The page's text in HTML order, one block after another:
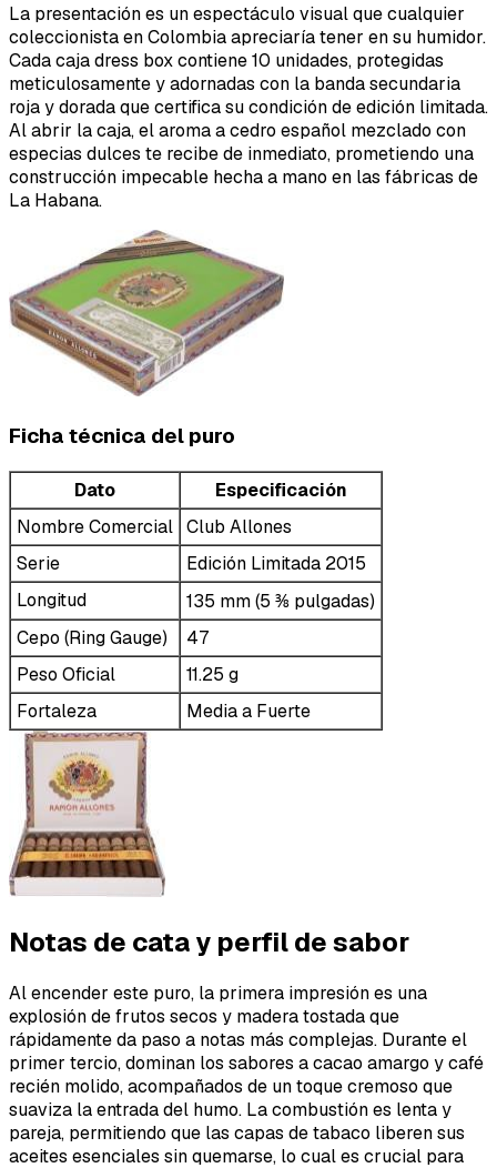
La presentación es un espectáculo visual que cualquier
coleccionista en Colombia apreciaría tener en su humidor.
Cada caja dress box contiene 10 unidades, protegidas
meticulosamente y adornadas con la banda secundaria
roja y dorada que certifica su condición de edición limitada.
Al abrir la caja, el aroma a cedro español mezclado con
especias dulces te recibe de inmediato, prometiendo una
construcción impecable hecha a mano en las fábricas de
La Habana.
Ficha técnica del puro
Dato
Especificación
Nombre Comercial Club Allones
Serie
Edición Limitada 2015
Longitud
135 mm (5 ⅜ pulgadas)
Cepo (Ring Gauge)
47
Peso Oficial
11.25 g
Fortaleza
Media a Fuerte
Notas de cata y perfil de sabor
Al encender este puro, la primera impresión es una
explosión de frutos secos y madera tostada que
rápidamente da paso a notas más complejas. Durante el
primer tercio, dominan los sabores a cacao amargo y café
recién molido, acompañados de un toque cremoso que
suaviza la entrada del humo. La combustión es lenta y
pareja, permitiendo que las capas de tabaco liberen sus
aceites esenciales sin quemarse, lo cual es crucial para